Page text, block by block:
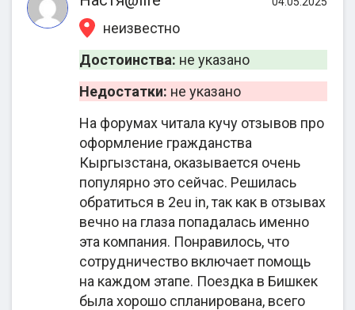
Сопровождение
в получении
гражданства за
инвестиции
проверок на
благонадёжность;
4.
Сопровождение
при подаче и
выполнении
финансовых
обязательств;
5. Языковая
подготовка к
собеседованию.
неизвестно
Достоинства: не указано
Недостатки: не указано
На форумах читала кучу отзывов про
оформление гражданства
Кыргызстана, оказывается очень
популярно это сейчас. Решилась
обратиться в 2eu in, так как в отзывах
вечно на глаза попадалась именно
эта компания. Понравилось, что
сотрудничество включает помощь
на каждом этапе. Поездка в Бишкек
была хорошо спланирована, всего